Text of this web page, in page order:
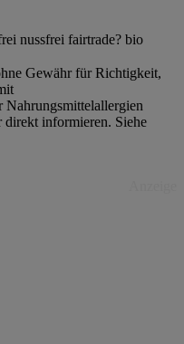
nussfrei fairtrade? bio
Gewähr für Richtigkeit,
Nahrungsmittelallergien
informieren. Siehe